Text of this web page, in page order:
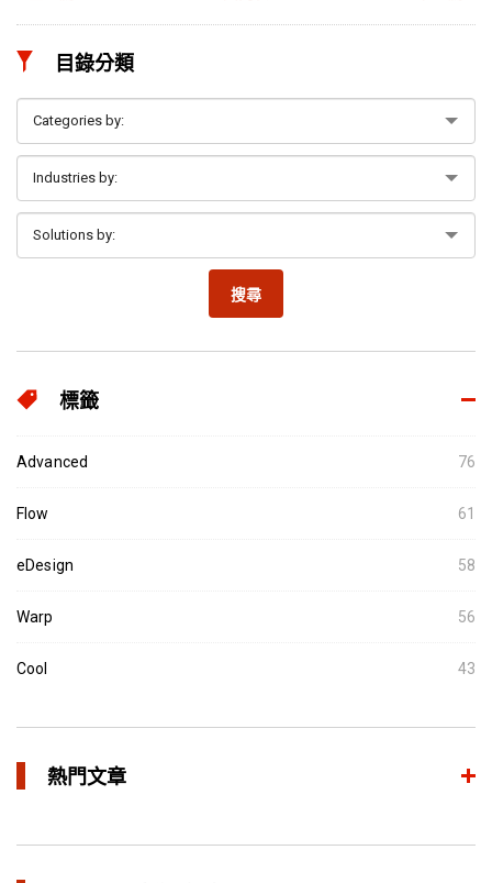
目錄分類
搜尋
標籤
Advanced 76
Flow 61
eDesign 58
Warp 56
Cool 43
熱門文章